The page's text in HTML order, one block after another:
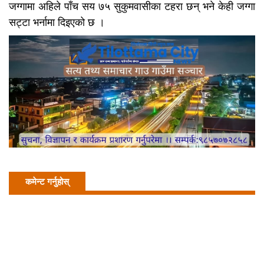
जग्गामा अहिले पाँच सय ७५ सुकुमवासीका टहरा छन् भने केही जग्गा
सट्टा भर्नामा दिइएको छ ।
कमेन्ट गर्नुहोस्